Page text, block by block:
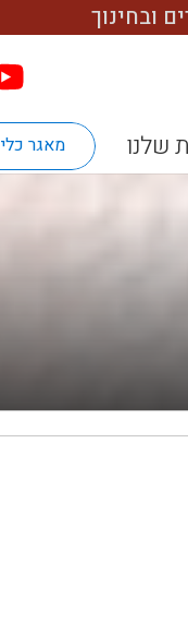
ובחינוך
שלנו מאגר כלי AI